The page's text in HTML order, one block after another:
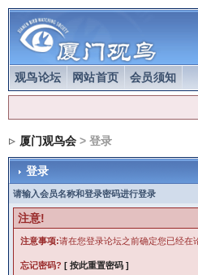
观鸟论坛 网站首页 会员须知
厦门观鸟会> 登录
登录
请输入会员名称和登录密码进行登录
注意!
注意事项:请在您登录论坛之前确定您已经在
忘记密码? [ 按此重置密码 ]